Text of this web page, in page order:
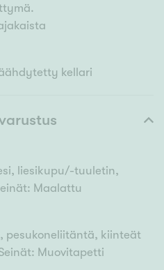
kellari
liesikupu/-tuuletin,
Maalattu
pesukoneliitäntä, kiinteät
Muovitapetti